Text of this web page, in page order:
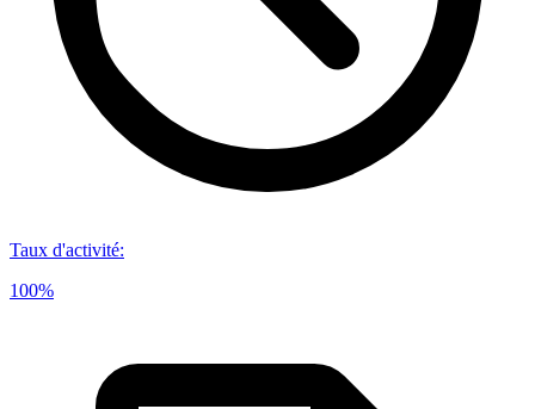
Taux d'activité:
100%